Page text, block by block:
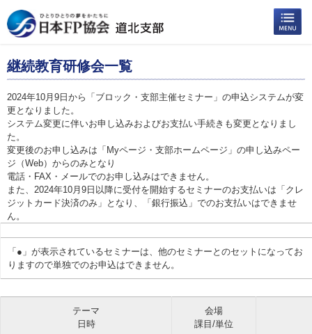
継続教育研修会一覧
2024年10月9日から「ブロック・支部主催セミナー」の申込システムが変
更となりました。
システム変更に伴いお申し込みおよびお支払い手続きも変更となりまし
た。
変更後のお申し込みは「Myページ・支部ホームページ」の申し込みペー
ジ（Web）からのみとなり
電話・FAX・メールでのお申し込みはできません。
また、2024年10月9日以降に受付を開始するセミナーのお支払いは「クレ
ジットカード決済のみ」となり、「銀行振込」でのお支払いはできませ
ん。
「●」が表示されているセミナーは、他のセミナーとのセットになってお
りますので単独でのお申込はできません。
テーマ
日時
会場
課目/単位